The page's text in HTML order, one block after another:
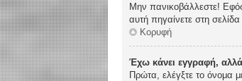
Μην πανικοβάλλεστε!
αυτή πηγαίνετε στη
Κορυφή
Έχω κάνει εγγραφή,
Πρώτα, ελέγξτε το όνομα